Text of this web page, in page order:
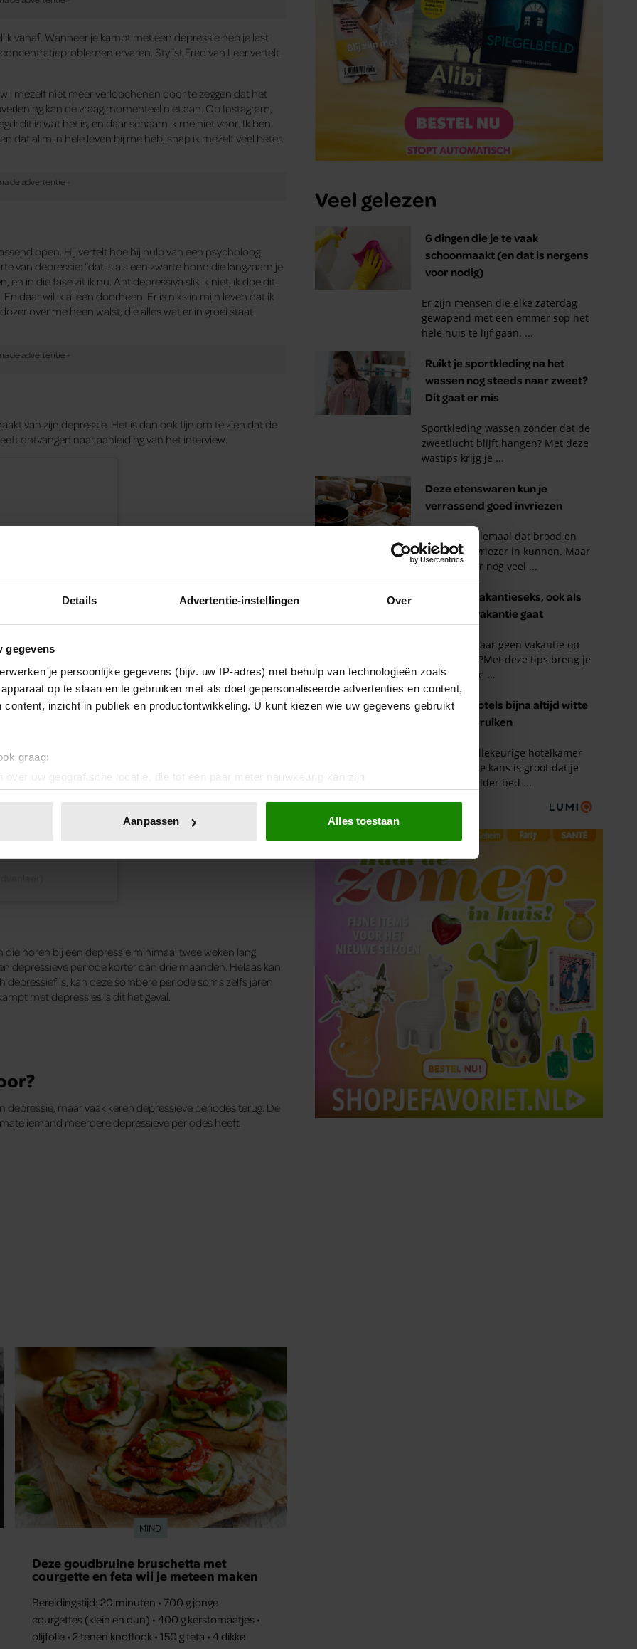
Details Advertentie-instellingen Over
gegevens
je persoonlijke gegevens (bijv. uw IP-adres) met behulp van technologieën zoals
op te slaan en te gebruiken met als doel gepersonaliseerde advertenties en content,
content, inzicht in publiek en productontwikkeling. U kunt kiezen wie uw gegevens gebruikt
graag:
over uw geografische locatie, die tot een paar meter nauwkeurig kan zijn
door het actief te scannen op specifieke eigenschappen (fingerprinting)
of intrekken in de Cookieverklaring.
en advertenties te personaliseren, om functies voor social media te bieden en om ons
Ook delen we informatie over uw gebruik van onze site met onze partners voor social
Deze partners kunnen deze gegevens combineren met andere informatie die u aan ze heeft
op basis van uw gebruik van hun services. U gaat akkoord met onze cookies als u
Aanpassen Alles toestaan
vanaf. Wanneer je kampt met een depressie heb je last
ervaren. Stylist Fred van Leer vertelt
mezelf niet meer verloochenen door te zeggen dat het
kan de vraag momenteel niet aan. Op Instagram,
dit is wat het is, en daar schaam ik me niet voor. Ik ben
dat al mijn hele leven bij me heb, snap ik mezelf veel beter.
open. Hij vertelt hoe hij hulp van een psycholoog
van depressie: “dat is als een zwarte hond die langzaam je
en in die fase zit ik nu. Antidepressiva slik ik niet, ik doe dit
daar wil ik alleen doorheen. Er is niks in mijn leven dat ik
over me heen walst, die alles wat er in groei staat
van zijn depressie. Het is dan ook fijn om te zien dat de
ontvangen naar aanleiding van het interview.
horen bij een depressie minimaal twee weken lang
depressieve periode korter dan drie maanden. Helaas kan
is, kan deze sombere periode soms zelfs jaren
met depressies is dit het geval.
maar vaak keren depressieve periodes terug. De
iemand meerdere depressieve periodes heeft
MIND
Deze goudbruine bruschetta met
courgette en feta wil je meteen maken
Bereidingstijd: 20 minuten • 700 g jonge
courgettes (klein en dun) • 400 g kerstomaatjes •
olijfolie • 2 tenen knoflook • 150 g feta • 4 dikke